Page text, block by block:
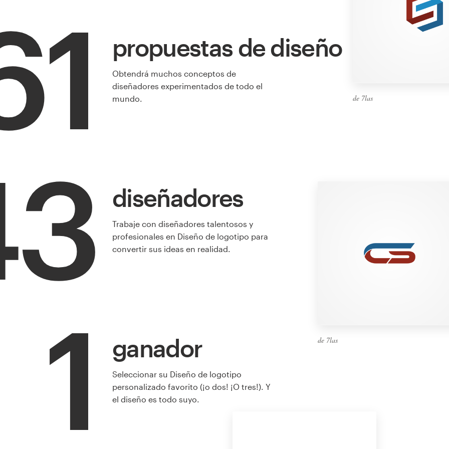
de 7las
de 7las
propuestas de diseño
Obtendrá muchos conceptos de
diseñadores experimentados de todo el
mundo.
diseñadores
Trabaje con diseñadores talentosos y
profesionales en Diseño de logotipo para
convertir sus ideas en realidad.
1 ganador
Seleccionar su Diseño de logotipo
personalizado favorito (¡o dos! ¡O tres!). Y
el diseño es todo suyo.